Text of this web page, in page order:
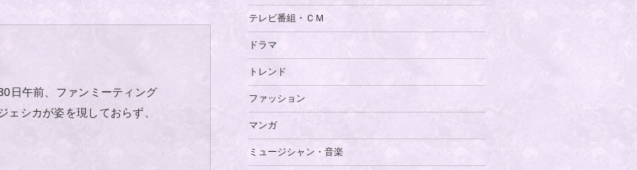
日午前、ファンミーティング
シカが姿を現しておらず、
テレビ番組・ＣＭ
ドラマ
トレンド
ファッション
マンガ
ミュージシャン・音楽